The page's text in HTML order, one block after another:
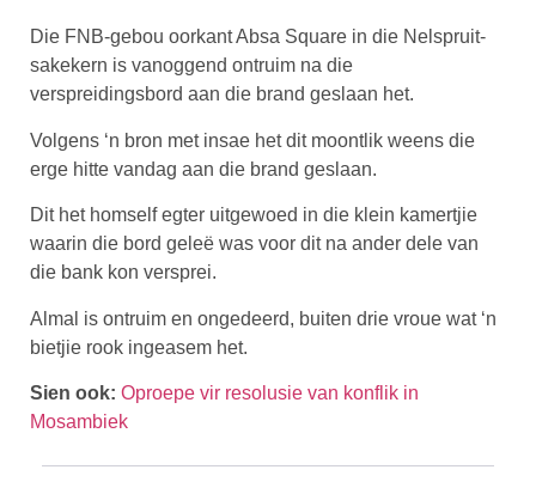
Die FNB-gebou oorkant Absa Square in die Nelspruit-
sakekern is vanoggend ontruim na die
verspreidingsbord aan die brand geslaan het.
Volgens ‘n bron met insae het dit moontlik weens die
erge hitte vandag aan die brand geslaan.
Dit het homself egter uitgewoed in die klein kamertjie
waarin die bord geleë was voor dit na ander dele van
die bank kon versprei.
Almal is ontruim en ongedeerd, buiten drie vroue wat ‘n
bietjie rook ingeasem het.
Sien ook: Oproepe vir resolusie van konflik in
Mosambiek